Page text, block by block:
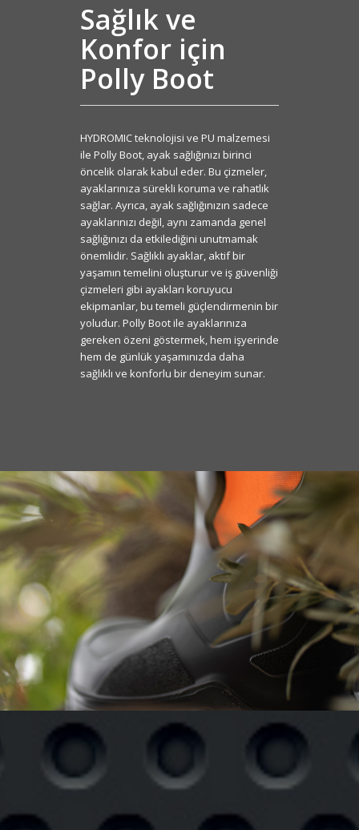
Sağlık ve
Konfor için
Polly Boot
HYDROMIC teknolojisi ve PU malzemesi
ile Polly Boot, ayak sağlığınızı birinci
öncelik olarak kabul eder. Bu çizmeler,
ayaklarınıza sürekli koruma ve rahatlık
sağlar. Ayrıca, ayak sağlığınızın sadece
ayaklarınızı değil, aynı zamanda genel
sağlığınızı da etkilediğini unutmamak
önemlidir. Sağlıklı ayaklar, aktif bir
yaşamın temelini oluşturur ve iş güvenliği
çizmeleri gibi ayakları koruyucu
ekipmanlar, bu temeli güçlendirmenin bir
yoludur. Polly Boot ile ayaklarınıza
gereken özeni göstermek, hem işyerinde
hem de günlük yaşamınızda daha
sağlıklı ve konforlu bir deneyim sunar.